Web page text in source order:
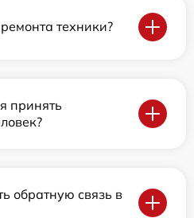
техники?
принять
обратную связь в